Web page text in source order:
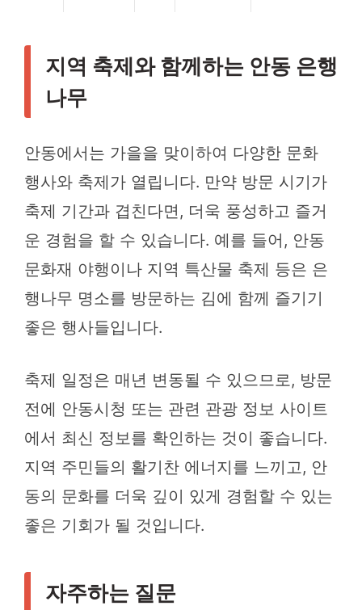
지역 축제와 함께하는 안동 은행
나무
안동에서는 가을을 맞이하여 다양한 문화
행사와 축제가 열립니다. 만약 방문 시기가
축제 기간과 겹친다면, 더욱 풍성하고 즐거
운 경험을 할 수 있습니다. 예를 들어, 안동
문화재 야행이나 지역 특산물 축제 등은 은
행나무 명소를 방문하는 김에 함께 즐기기
좋은 행사들입니다.
축제 일정은 매년 변동될 수 있으므로, 방문
전에 안동시청 또는 관련 관광 정보 사이트
에서 최신 정보를 확인하는 것이 좋습니다.
지역 주민들의 활기찬 에너지를 느끼고, 안
동의 문화를 더욱 깊이 있게 경험할 수 있는
좋은 기회가 될 것입니다.
자주하는 질문